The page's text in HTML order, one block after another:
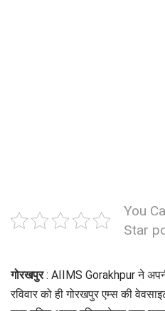
You
Star
गोरखपुर: AIIMS Gorakhpur ने
रविवार को ही गोरखपुर एम्स की